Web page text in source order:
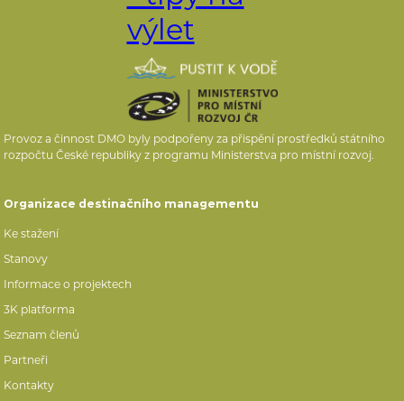
Provoz a činnost DMO byly podpořeny za přispění prostředků státního
rozpočtu České republiky z programu Ministerstva pro místní rozvoj.
Organizace destinačního managementu
Ke stažení
Stanovy
Informace o projektech
3K platforma
Seznam členů
Partneři
Kontakty